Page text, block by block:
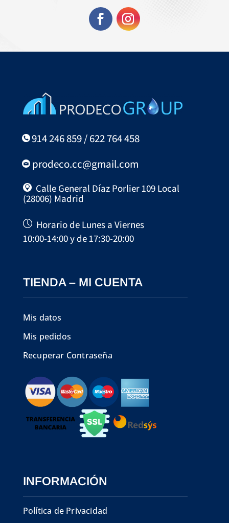
914 246 859 / 622 764 458
prodeco.cc@gmail.com
Calle General Díaz Porlier 109 Local
(28006) Madrid
Horario de Lunes a Viernes
10:00-14:00 y de 17:30-20:00
TIENDA – MI CUENTA
Mis datos
Mis pedidos
Recuperar Contraseña
INFORMACIÓN
Política de Privacidad